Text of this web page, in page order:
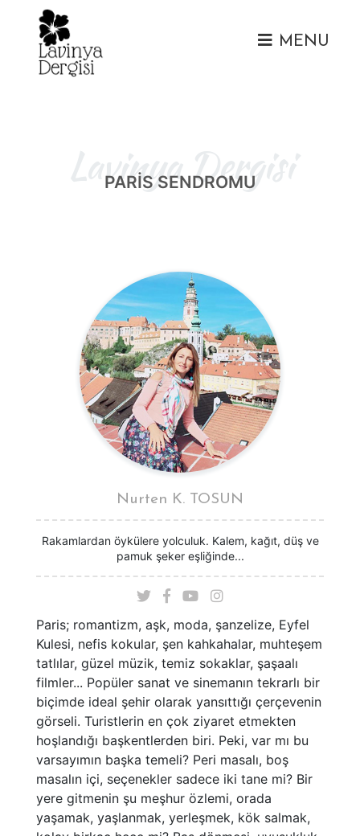
MENU
Lavinya Dergisi
PARİS SENDROMU
Nurten K. TOSUN
Rakamlardan öykülere yolculuk. Kalem, kağıt, düş ve
pamuk şeker eşliğinde...
Paris; romantizm, aşk, moda, şanzelize, Eyfel
Kulesi, nefis kokular, şen kahkahalar, muhteşem
tatlılar, güzel müzik, temiz sokaklar, şaşaalı
filmler... Popüler sanat ve sinemanın tekrarlı bir
biçimde ideal şehir olarak yansıttığı çerçevenin
görseli. Turistlerin en çok ziyaret etmekten
hoşlandığı başkentlerden biri. Peki, var mı bu
varsayımın başka temeli? Peri masalı, boş
masalın içi, seçenekler sadece iki tane mi? Bir
yere gitmenin şu meşhur özlemi, orada
yaşamak, yaşlanmak, yerleşmek, kök salmak,